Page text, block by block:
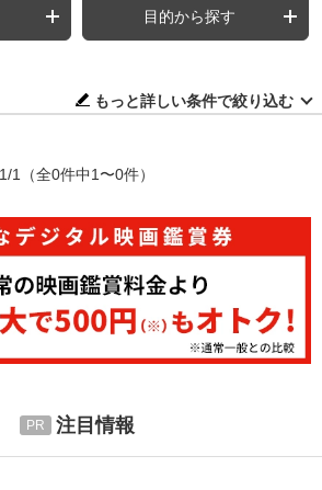
目的から探す
もっと詳しい条件で絞り込む
1/1 （全0件中1〜0件）
注目情報